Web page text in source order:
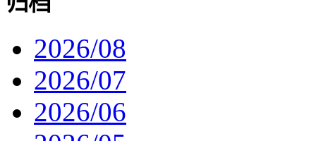
2026/08
2026/07
2026/06